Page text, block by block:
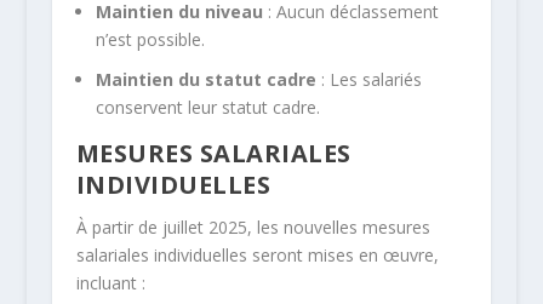
Maintien du niveau : Aucun déclassement
n’est possible.
Maintien du statut cadre : Les salariés
conservent leur statut cadre.
MESURES SALARIALES
INDIVIDUELLES
À partir de juillet 2025, les nouvelles mesures
salariales individuelles seront mises en œuvre,
incluant :